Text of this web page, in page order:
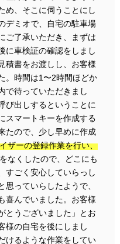
め、そこに伺うことにし
デミオで、自宅の駐車場
ご了承いただき、まずは
に車検証の確認をしまし
積書をお渡しし、お客様
。時間は1〜2時間ほどか
で待っていただきまし
び出しするということに
スマートキーを作成する
たので、少し早めに作成
ザーの登録作業を行い、
なくしたので、どこにも
すごく安心していらっし
思っていらしたようで、
喜んでいました。お客様
とうございました」とお
様の自宅を後にしまし
けるような作業をしてい